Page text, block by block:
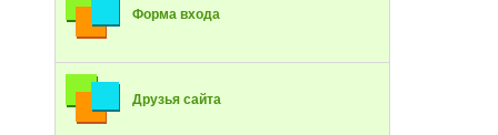
Форма входа
Друзья сайта